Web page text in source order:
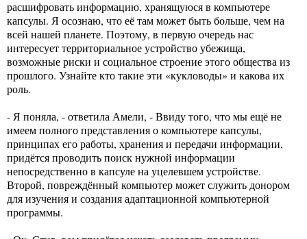
расшифровать информацию, хранящуюся в компьютере
капсулы. Я осознаю, что её там может быть больше, чем на
всей нашей планете. Поэтому, в первую очередь нас
интересует территориальное устройство убежища,
возможные риски и социальное строение этого общества из
прошлого. Узнайте кто такие эти «кукловоды» и какова их
роль.
- Я поняла, - ответила Амели, - Ввиду того, что мы ещё не
имеем полного представления о компьютере капсулы,
принципах его работы, хранения и передачи информации,
придётся проводить поиск нужной информации
непосредственно в капсуле на уцелевшем устройстве.
Второй, повреждённый компьютер может служить донором
для изучения и создания адаптационной компьютерной
программы.